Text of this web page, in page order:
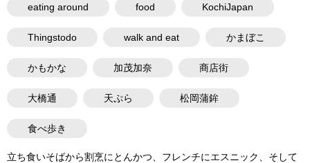
eating around food KochiJapan
Thingstodo walk and eat かまぼこ
かもかな 加茂加奈 商店街
大橋通 天ぷら 松岡蒲鉾
食べ歩き
立ち食いそばから割烹にとんかつ、フレンチにエスニック、そして